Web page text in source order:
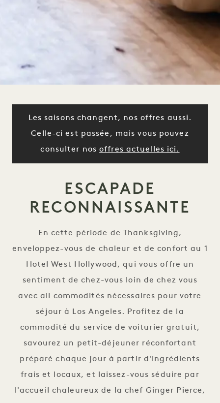
Les saisons changent, nos offres aussi.
Celle-ci est passée, mais vous pouvez
consulter nosoffres actuelles ici.
ESCAPADE
RECONNAISSANTE
En cette période de Thanksgiving,
enveloppez-vous de chaleur et de confort au 1
Hotel West Hollywood, qui vous offre un
sentiment de chez-vous loin de chez vous
avec all commodités nécessaires pour votre
séjour à Los Angeles. Profitez de la
commodité du service de voiturier gratuit,
savourez un petit-déjeuner réconfortant
préparé chaque jour à partir d'ingrédients
frais et locaux, et laissez-vous séduire par
l'accueil chaleureux de la chef Ginger Pierce,